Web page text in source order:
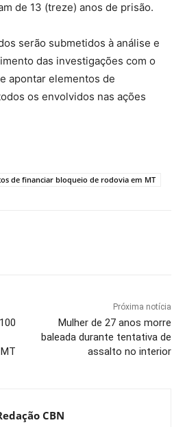
de 13 (treze) anos de prisão.
serão submetidos à análise e
das investigações com o
apontar elementos de
os envolvidos nas ações
de financiar bloqueio de rodovia em MT
Próxima notícia
Mulher de 27 anos morre
baleada durante tentativa de
assalto no interior
CBN